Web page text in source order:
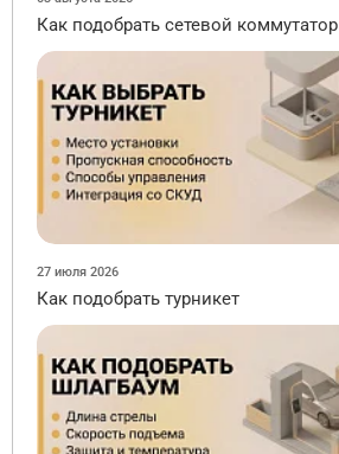
Как подобрать сетевой коммутатор
27 июля 2026
Как подобрать турникет